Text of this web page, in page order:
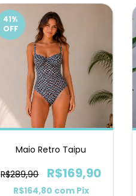
41%
OFF
Maio Retro Taipu
R$289,90 R$169,90
R$164,80 com Pix